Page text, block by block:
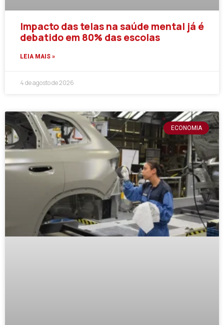
Impacto das telas na saúde mental já é
debatido em 80% das escolas
LEIA MAIS »
4 de agosto de 2026
ECONOMIA